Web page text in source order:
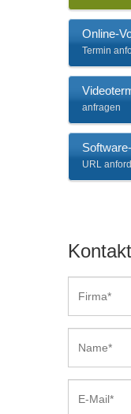
Online-
Termin
anfragen
URL